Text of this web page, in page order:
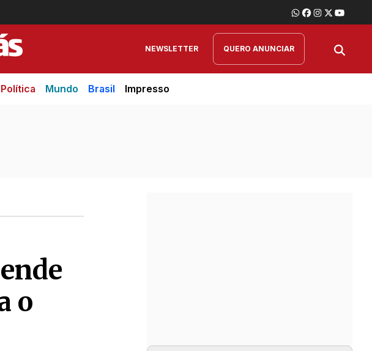
NEWSLETTER QUERO ANUNCIAR
Política Mundo Brasil Impresso
o